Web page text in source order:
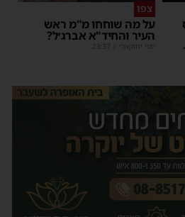
על מה שוחחו מ"מ ראש
העיר והחיד"א אברג׳ל?
יוסי יחזקאלי |
23:37